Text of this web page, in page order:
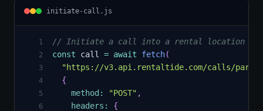
initiate-call.js
1 // Initiate a call into a rental location
2 const call = await fetch(
3 "https://v3.api.rentaltide.com/calls/
4 {
5 method : "POST" ,
6 headers : {